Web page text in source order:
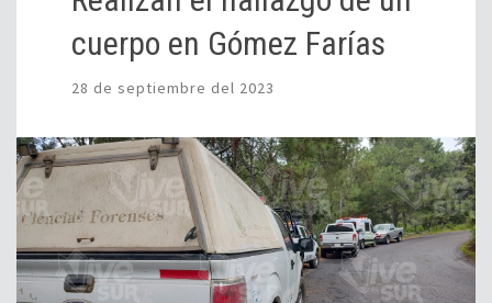
cuerpo en Gómez Farías
28 de septiembre del 2023